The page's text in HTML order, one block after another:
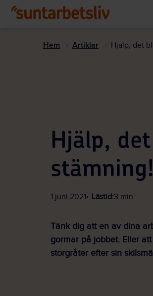
Hem Artiklar Hjälp, det
Hjälp,
stämning!
1 juni 2021 Lästid:3 min
Tänk dig att en av dina
gormar på jobbet. Eller
storgråter efter sin